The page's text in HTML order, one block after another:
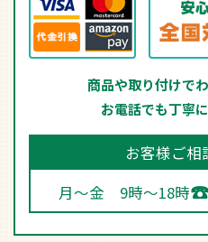
商品や取り付けで
お電話でも丁寧
お客様ご相